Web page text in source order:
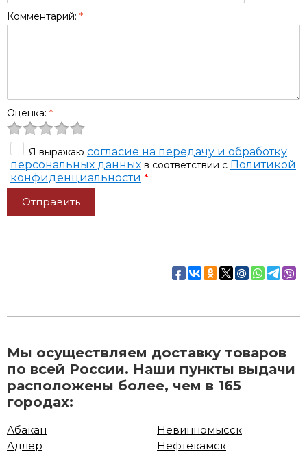
Комментарий: *
Оценка: *
Я выражаю согласие на передачу и обработку
персональных данных в соответствии с Политикой
конфиденциальности *
Мы осуществляем доставку товаров
по всей России. Наши пункты выдачи
расположены более, чем в 165
городах:
Абакан
Адлер
Невинномысск
Нефтекамск